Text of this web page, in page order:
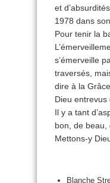
et
1978 dans
Pour tenir la
s’émerveille
traversés,
dire à la
Dieu entrevus
Il y a tant
bon, de beau,
Mettons-y
Blanche